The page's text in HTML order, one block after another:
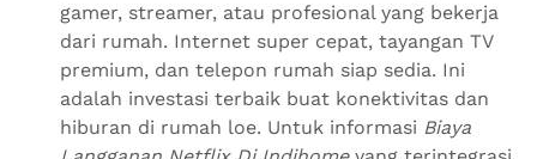
gamer, streamer, atau profesional yang bekerja
dari rumah. Internet super cepat, tayangan TV
premium, dan telepon rumah siap sedia. Ini
adalah investasi terbaik buat konektivitas dan
hiburan di rumah loe. Untuk informasi Biaya